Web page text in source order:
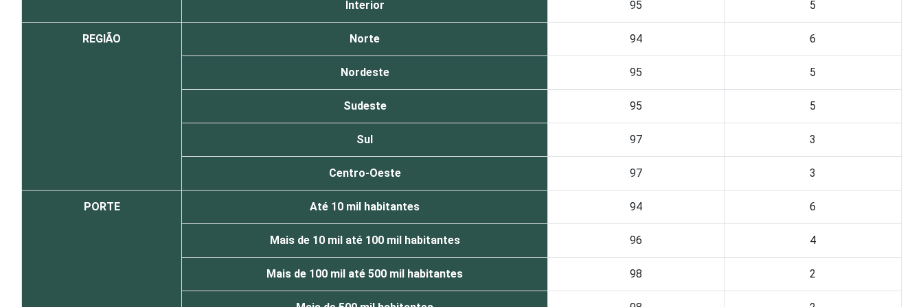
Interior 95 5
REGIÃO Norte 94 6
Nordeste 95 5
Sudeste 95 5
Sul 97 3
Centro-Oeste 97 3
PORTE Até 10 mil habitantes 94 6
Mais de 10 mil até 100 mil habitantes 96 4
Mais de 100 mil até 500 mil habitantes 98 2